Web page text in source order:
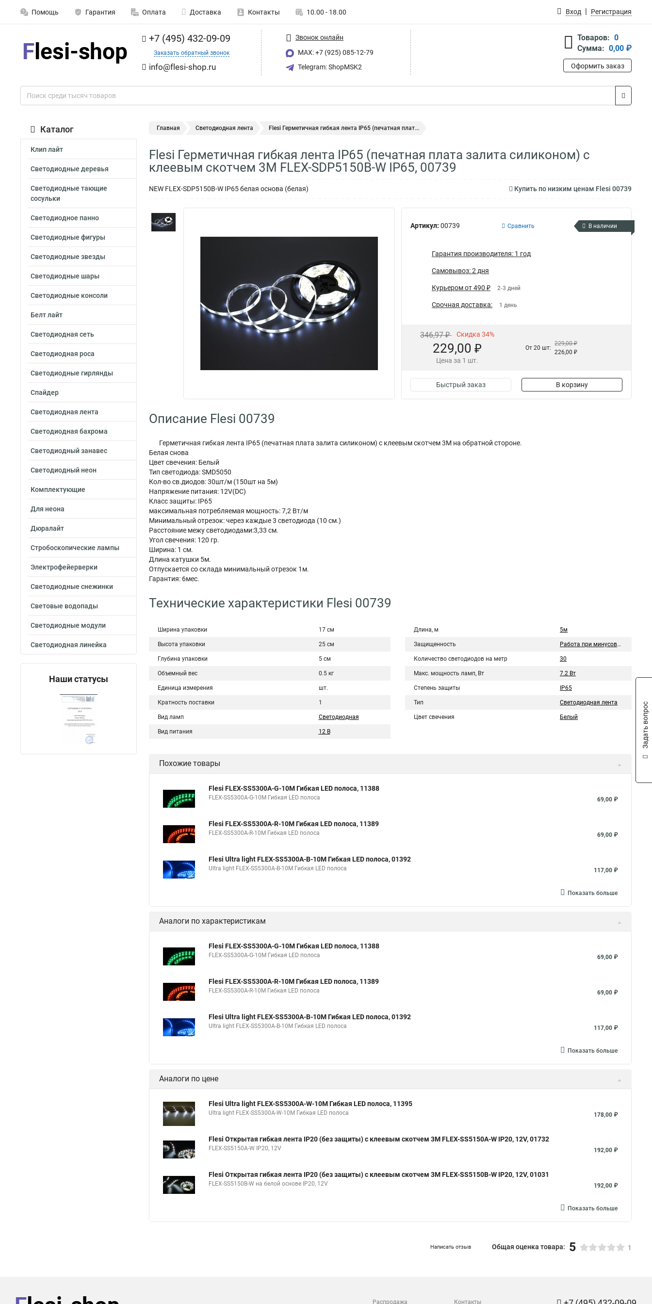
Помощь Гарантия Оплата Доставка Контакты 10.00 - 18.00 Вход Регистрация
+7 (495) 432-09-09
Заказать обратный звонок
info@flesi-shop.ru
Звонок онлайн
MAX: +7 (925) 085-12-79
Telegram: ShopMSK2
Товаров: 0
Сумма: 0,00 ₽
Оформить заказ
Каталог
Клип лайт
Светодиодные деревья
Светодиодные тающие
сосульки
Светодиодное панно
Светодиодные фигуры
Светодиодные звезды
Светодиодные шары
Светодиодные консоли
Белт лайт
Светодиодная сеть
Светодиодная роса
Светодиодные гирлянды
Спайдер
Светодиодная лента
Светодиодная бахрома
Светодиодный занавес
Светодиодный неон
Комплектующие
Для неона
Дюралайт
Стробоскопические лампы
Электрофейерверки
Светодиодные снежинки
Световые водопады
Светодиодные модули
Светодиодная линейка
Наши статусы
Главная Светодиодная лента Flesi Герметичная гибкая лента IP65 (печатная плат...
Flesi Герметичная гибкая лента IP65 (печатная плата залита силиконом) с
клеевым скотчем 3М FLEX-SDP5150B-W IP65, 00739
NEW FLEX-SDP5150B-W IP65 белая основа (белая) Купить по низким ценам Flesi 00739
Артикул: 00739 Сравнить В наличии
Гарантия производителя: 1 год
Самовывоз: 2 дня
Курьером от 490 ₽ 2-3 дней
Срочная доставка: 1 день
346,97 ₽ Скидка 34%
229,00 ₽
Цена за 1 шт.
От 20 шт:
229,00 ₽
226,00 ₽
Быстрый заказ В корзину
Описание Flesi 00739
Герметичная гибкая лента IP65 (печатная плата залита силиконом) с клеевым скотчем 3М на обратной стороне.
Белая снова
Цвет свечения: Белый
Тип светодиода: SMD5050
Кол-во св.диодов: 30шт/м (150шт на 5м)
Напряжение питания: 12V(DC)
Класс защиты: IP65
максимальная потребляемая мощность: 7,2 Вт/м
Минимальный отрезок: через каждые 3 светодиода (10 см.)
Расстояние межу светодиодами:3,33 см.
Угол свечения: 120 гр.
Ширина: 1 см.
Длина катушки 5м.
Отпускается со склада минимальный отрезок 1м.
Гарантия: 6мес.
Технические характеристики Flesi 00739
Ширина упаковки 17 см
Высота упаковки 25 см
Глубина упаковки 5 см
Объемный вес 0.5 кг
Единица измерения шт.
Кратность поставки 1
Вид ламп Светодиодная
Вид питания 12 В
Длина, м 5м
Защищенность Работа при минусовых температурах
Количество светодиодов на метр 30
Макс. мощность ламп, Вт 7.2 Вт
Степень защиты IP65
Тип Светодиодная лента
Цвет свечения Белый
Похожие товары
Flesi FLEX-SS5300A-G-10M Гибкая LED полоса, 11388
FLEX-SS5300A-G-10M Гибкая LED полоса 69,00 ₽
Flesi FLEX-SS5300A-R-10M Гибкая LED полоса, 11389
FLEX-SS5300A-R-10M Гибкая LED полоса 69,00 ₽
Flesi Ultra light FLEX-SS5300A-B-10M Гибкая LED полоса, 01392
Ultra light FLEX-SS5300A-B-10M Гибкая LED полоса 117,00 ₽
Показать больше
Аналоги по характеристикам
Flesi FLEX-SS5300A-G-10M Гибкая LED полоса, 11388
FLEX-SS5300A-G-10M Гибкая LED полоса 69,00 ₽
Flesi FLEX-SS5300A-R-10M Гибкая LED полоса, 11389
FLEX-SS5300A-R-10M Гибкая LED полоса 69,00 ₽
Flesi Ultra light FLEX-SS5300A-B-10M Гибкая LED полоса, 01392
Ultra light FLEX-SS5300A-B-10M Гибкая LED полоса 117,00 ₽
Показать больше
Аналоги по цене
Flesi Ultra light FLEX-SS5300A-W-10M Гибкая LED полоса, 11395
Ultra light FLEX-SS5300A-W-10M Гибкая LED полоса 178,00 ₽
Flesi Открытая гибкая лента IP20 (без защиты) с клеевым скотчем 3М FLEX-SS5150A-W IP20, 12V, 01732
FLEX-SS5150A-W IP20, 12V 192,00 ₽
Flesi Открытая гибкая лента IP20 (без защиты) с клеевым скотчем 3М FLEX-SS5150B-W IP20, 12V, 01031
FLEX-SS5150B-W на белой основе IP20, 12V 192,00 ₽
Показать больше
Написать отзыв Общая оценка товара: 5 1
Распродажа Контакты
Задать вопрос